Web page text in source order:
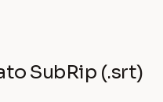
SubRip (.srt)